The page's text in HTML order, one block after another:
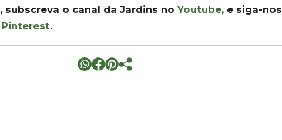
, subscreva o canal da Jardins noYoutube, e siga-nos
Pinterest.